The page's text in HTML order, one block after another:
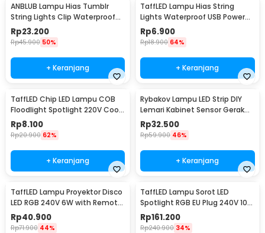
ANBLUB Lampu Hias Tumblr
String Lights Clip Waterproof
20 LED 2M - 0606
Rp23.200
Rp45.900 50%
+ Keranjang
TaffLED Lampu Hias String
Lights Waterproof USB Power
50 LED 5M - SZ
Rp6.900
Rp18.900 64%
+ Keranjang
TaffLED Chip LED Lampu COB
Floodlight Spotlight 220V Cool
White 6000K 50W - COB4060-
AC220-50
Rp8.100
Rp20.900 62%
+ Keranjang
Rybakov Lampu LED Strip DIY
Lemari Kabinet Sensor Gerak
4.5W 1M - 2835
Rp32.500
Rp59.900 46%
+ Keranjang
TaffLED Lampu Proyektor Disco
LED RGB 240V 6W with Remote
Control - CY-LV-RG
Rp40.900
Rp71.900 44%
TaffLED Lampu Sorot LED
Spotlight RGB EU Plug 240V 10W
- L18RG
Rp161.200
Rp240.900 34%